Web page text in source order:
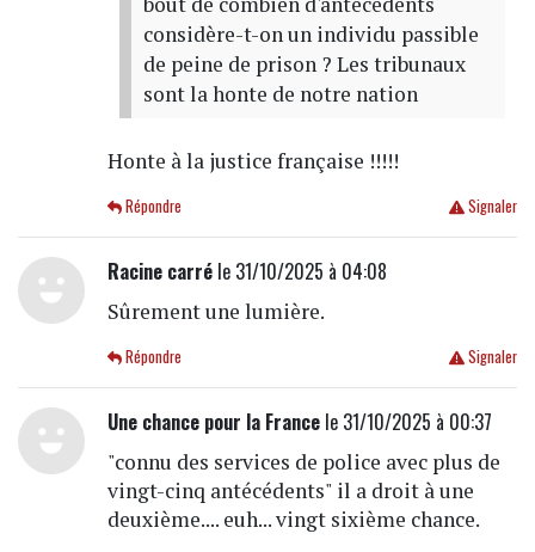
considère-t-on un individu passible
de peine de prison ? Les tribunaux
sont la honte de notre nation
Honte à la justice française !!!!!
Signaler
Répondre
Racine carréle 31/10/2025 à 04:08
Sûrement une lumière.
Signaler
Répondre
Une chance pour la Francele 31/10/2025 à 00:37
"connu des services de police avec plus de
vingt-cinq antécédents" il a droit à une
deuxième.... euh... vingt sixième chance.